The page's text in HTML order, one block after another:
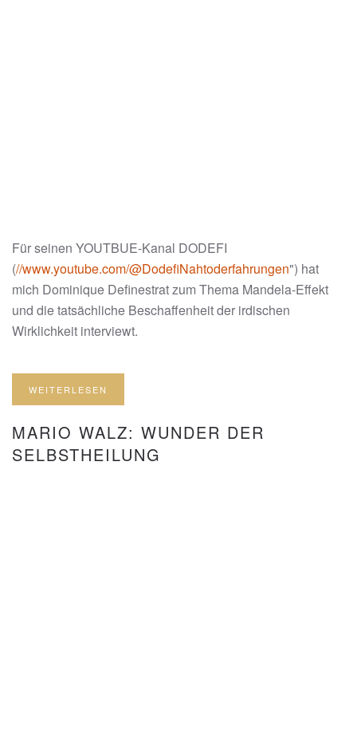
Für seinen YOUTBUE-Kanal DODEFI
(//www.youtube.com/@DodefiNahtoderfahrungen") hat
mich Dominique Definestrat zum Thema Mandela-Effekt
und die tatsächliche Beschaffenheit der irdischen
Wirklichkeit interviewt.
WEITERLESEN
MARIO WALZ: WUNDER DER
SELBSTHEILUNG